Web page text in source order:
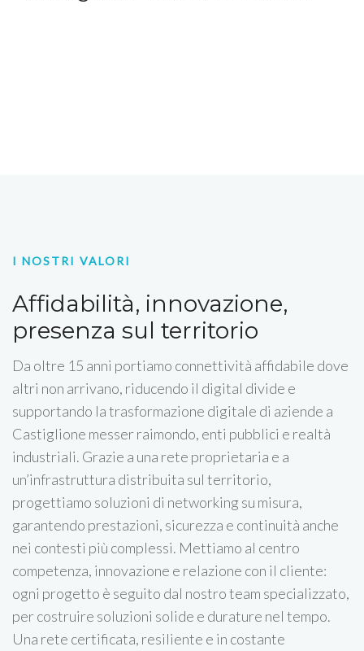
I NOSTRI VALORI
Affidabilità, innovazione,
presenza sul territorio
Da oltre 15 anni portiamo connettività affidabile dove
altri non arrivano, riducendo il digital divide e
supportando la trasformazione digitale di aziende a
Castiglione messer raimondo, enti pubblici e realtà
industriali. Grazie a una rete proprietaria e a
un’infrastruttura distribuita sul territorio,
progettiamo soluzioni di networking su misura,
garantendo prestazioni, sicurezza e continuità anche
nei contesti più complessi. Mettiamo al centro
competenza, innovazione e relazione con il cliente:
ogni progetto è seguito dal nostro team specializzato,
per costruire soluzioni solide e durature nel tempo.
Una rete certificata, resiliente e in costante